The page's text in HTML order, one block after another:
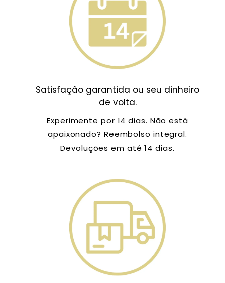
Satisfação garantida ou seu dinheiro
de volta.
Experimente por 14 dias. Não está
apaixonado? Reembolso integral.
Devoluções em até 14 dias.